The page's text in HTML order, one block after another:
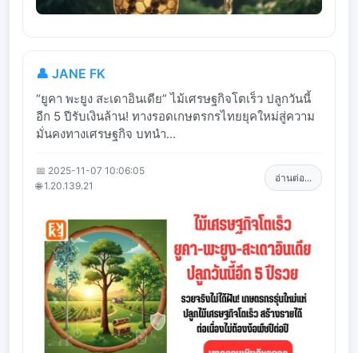
👤 JANE FK
“ยูคา พะยูง สะเดาอินเดีย” ไม้เศรษฐกิจโตเร็ว ปลูกวันนี้
อีก 5 ปีรับเงินล้าน! ทางรอดเกษตรกรไทยยุคใหม่สู่ความ
มั่นคงทางเศรษฐกิจ บทนำ...
📅 2025-11-07 10:06:05
🌐 1.20.139.21
อ่านต่อ...